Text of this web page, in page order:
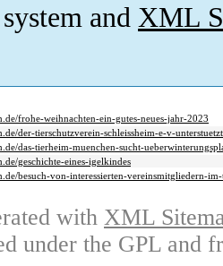
and XML
frohe-weihnachten-ein-gutes-neues-jahr-2023
der-tierschutzverein-schleissheim-e-v-
das-tierheim-muenchen-sucht-
geschichte-eines-igelkindes
besuch-von-interessierten-vereinsmitgliedern-
with XML
under the GPL and